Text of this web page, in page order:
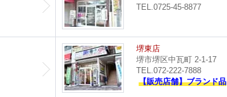
TEL.0725-45-8877
ポップタウン住道店
堺東店
堺市堺区中瓦町 2-1-17
TEL.072-222-7888
【販売店舗】ブランド品